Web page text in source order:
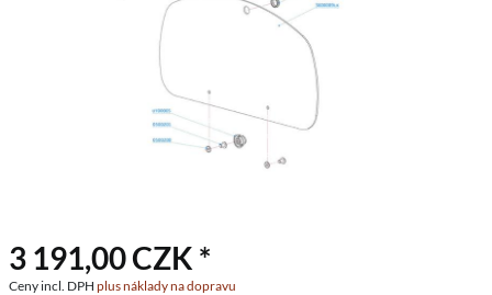
3 191,00 CZK *
Ceny incl. DPH plus náklady na dopravu